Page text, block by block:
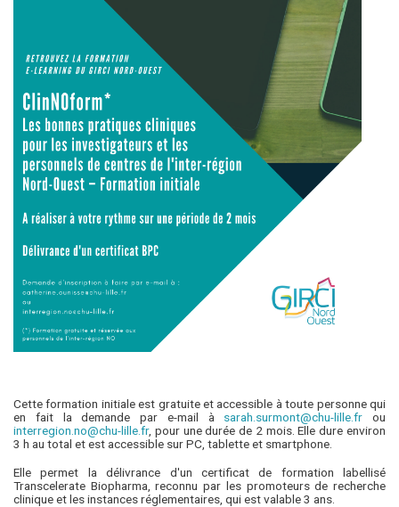
Cette formation initiale est gratuite et accessible à toute personne qui
en fait la demande par e-mail à sarah.surmont@chu-lille.fr ou
interregion.no@chu-lille.fr, pour une durée de 2 mois. Elle dure environ
3 h au total et est accessible sur PC, tablette et smartphone.
Elle permet la délivrance d'un certificat de formation labellisé
Transcelerate Biopharma, reconnu par les promoteurs de recherche
clinique et les instances réglementaires, qui est valable 3 ans.